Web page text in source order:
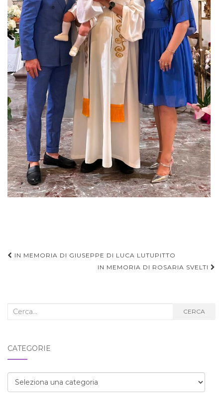
Navigazione
IN MEMORIA DI GIUSEPPE DI LUCA LUTUPITTO
IN MEMORIA DI ROSARIA SVELTI
Cerca
CERCA
CATEGORIE
Categorie